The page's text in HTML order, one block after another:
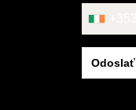
Odoslať